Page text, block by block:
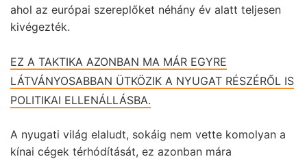
ahol az európai szereplőket néhány év alatt teljesen
kivégezték.
EZ A TAKTIKA AZONBAN MA MÁR EGYRE
LÁTVÁNYOSABBAN ÜTKÖZIK A NYUGAT RÉSZÉRŐL IS
POLITIKAI ELLENÁLLÁSBA.
A nyugati világ elaludt, sokáig nem vette komolyan a
kínai cégek térhódítását, ez azonban mára